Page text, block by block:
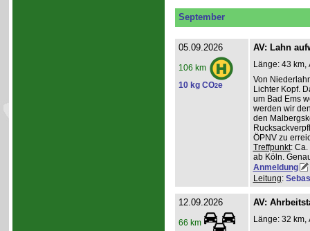
September
05.09.2026
106 km
10 kg CO2e
AV: Lahn
Länge: 43 km,
Von
Lichter Kopf.
um Bad Ems
werden wir
den
ÖPNV zu
Treffpunkt: Ca.
ab Köln.
Anmeldung
Leitung:
12.09.2026
66 km
AV:
Länge: 32 km,